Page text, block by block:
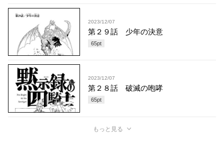
2023/12/07
第２９話 少年の決意
65pt
2023/12/07
第２８話 破滅の咆哮
65pt
もっと見る